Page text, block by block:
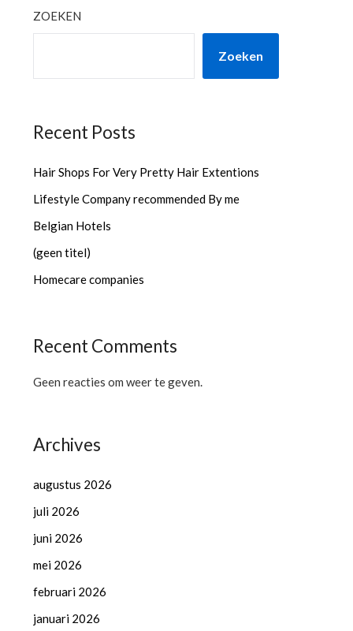
ZOEKEN
Zoeken
Recent Posts
Hair Shops For Very Pretty Hair Extentions
Lifestyle Company recommended By me
Belgian Hotels
(geen titel)
Homecare companies
Recent Comments
Geen reacties om weer te geven.
Archives
augustus 2026
juli 2026
juni 2026
mei 2026
februari 2026
januari 2026